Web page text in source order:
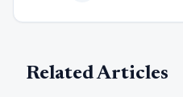
Related Articles